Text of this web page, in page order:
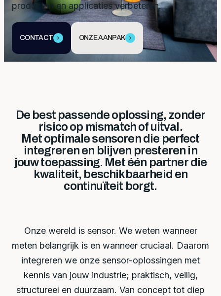
producten en applicaties verbeteren.
CONTACT ONZE AANPAK
De best passende oplossing, zonder
risico op mismatch of uitval.
Met optimale sensoren die perfect
integreren en blijven presteren in
jouw toepassing. Met één partner die
kwaliteit, beschikbaarheid en
continuïteit borgt.
Onze wereld is sensor. We weten wanneer
meten belangrijk is en wanneer cruciaal. Daarom
integreren we onze sensor-oplossingen met
kennis van jouw industrie; praktisch, veilig,
structureel en duurzaam. Van concept tot diep